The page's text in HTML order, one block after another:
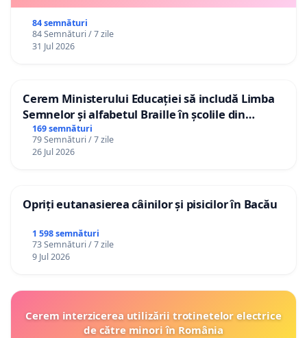
84 semnături
84 Semnături / 7 zile
31 Jul 2026
Cerem Ministerului Educației să includă Limba
Semnelor și alfabetul Braille în școlile din
Republica Moldova!
169 semnături
79 Semnături / 7 zile
26 Jul 2026
Opriți eutanasierea câinilor și pisicilor în Bacău
1 598 semnături
73 Semnături / 7 zile
9 Jul 2026
Cerem interzicerea utilizării trotinetelor electrice
de către minori în România